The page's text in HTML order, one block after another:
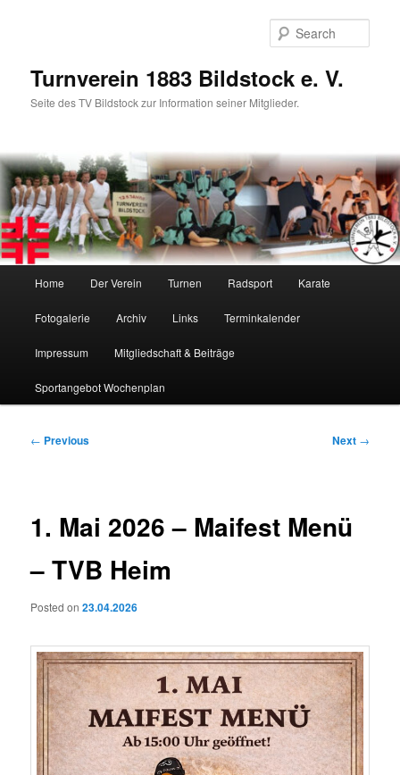
Turnverein 1883 Bildstock e. V.
Seite des TV Bildstock zur Information seiner Mitglieder.
Home Der Verein Turnen Radsport Karate
Fotogalerie Archiv Links Terminkalender
Impressum Mitgliedschaft & Beiträge
Sportangebot Wochenplan
Post
← Previous Next →
1. Mai 2026 – Maifest Menü
– TVB Heim
Posted on23.04.2026